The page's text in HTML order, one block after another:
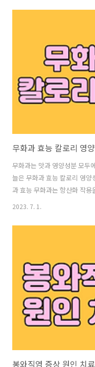
도움이 될 수 있습니다. 2. 진
항산화 물질을 함유하고 있습
스를 줄여주고 세포 손상을
무화과 효능 칼로리 영
무화과는 맛과 영양성분 모두
늘은 무화과 효능 칼로리 영
과 효능 무화과는 항산화 작
역력을 향상시키는 데 도움을
장 건강을 촉진시키는데 도움
상당히 낮은 칼로리를 가지
과에는 약 40~50칼로리가
교적 낮은 편..
2023. 7. 1.
봉와직염 증상 원인 치